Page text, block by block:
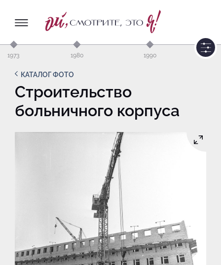
1973 1980 1990
КАТАЛОГ ФОТО
Строительство
больничного корпуса